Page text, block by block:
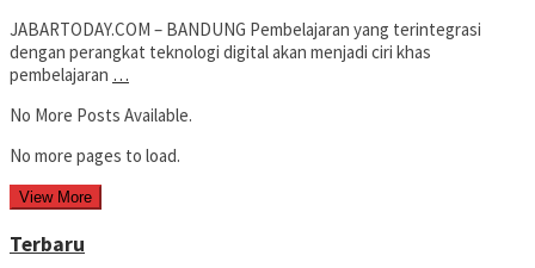
JABARTODAY.COM – BANDUNG Pembelajaran yang terintegrasi
dengan perangkat teknologi digital akan menjadi ciri khas
pembelajaran …
No More Posts Available.
No more pages to load.
View More
Terbaru